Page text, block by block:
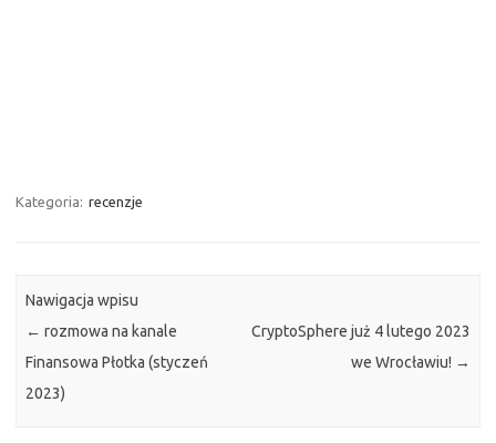
Kategoria: recenzje
Nawigacja wpisu
← rozmowa na kanale
Finansowa Płotka (styczeń
2023)
CryptoSphere już 4 lutego 2023
we Wrocławiu! →